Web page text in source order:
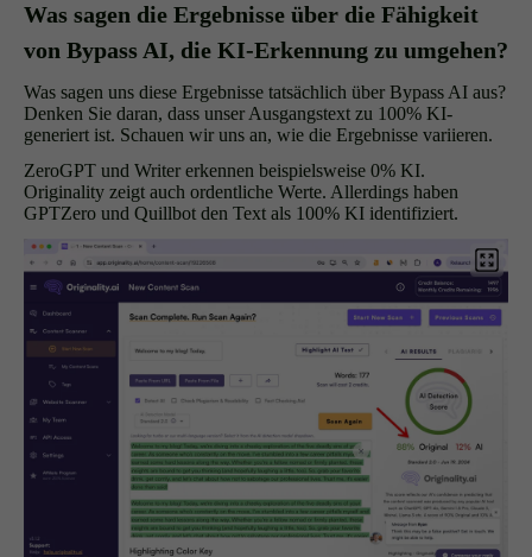
Was sagen die Ergebnisse über die Fähigkeit
von Bypass AI, die KI-Erkennung zu umgehen?
Was sagen uns diese Ergebnisse tatsächlich über Bypass AI aus?
Denken Sie daran, dass unser Ausgangstext zu 100% KI-
generiert ist. Schauen wir uns an, wie die Ergebnisse variieren.
ZeroGPT und Writer erkennen beispielsweise 0% KI.
Originality zeigt auch ordentliche Werte. Allerdings haben
GPTZero und Quillbot den Text als 100% KI identifiziert.